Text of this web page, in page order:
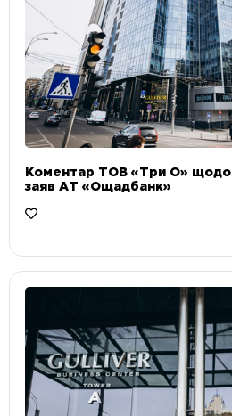
Коментар ТОВ «Три О» щодо
заяв АТ «Ощадбанк»